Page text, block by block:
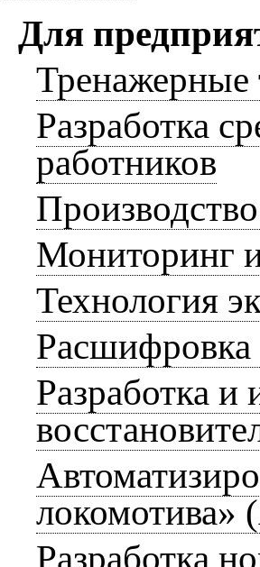
Для
Тренажерные
Разработка
работников
Мониторинг
Технология
Разработка и
Разработка